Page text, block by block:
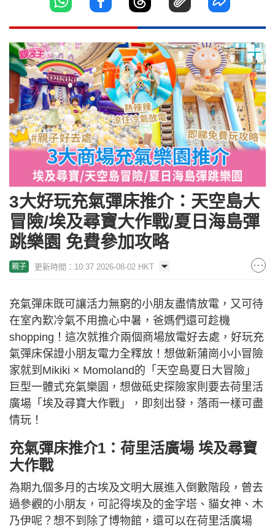
3大好玩充氣彈床推介：天空島大
冒險/埃及尋寶大作戰/夏日海島彈
跳樂園 免費參加攻略
親子 更新時間：10:37 2026-08-02 HKT
充氣彈床既可讓活力無窮的小朋友盡情放電，又可待
在室內歎冷氣不用擔心中暑，爸媽們還可趁機
shopping！這次就推介兩個商場放電好去處，好玩充
氣彈床保證小朋友電力全釋放！想做新蒲崗小小冒險
家就到Mikiki × Momoland的「天空島夏日大冒險」
巨型一體式充氣樂園，想做砥史探險家則要去荷里活
廣場「埃及尋寶大作戰」，即刻出發，落雨一樣可盡
情玩！
充氣彈床推介1：荷里活廣場 埃及尋寶
大作戰
為期九個多月的古埃及文明大展進入倒數階段，曾去
過參觀的小朋友，可記得埃及的金字塔、貓女神、木
乃伊呢？想不到除了博物館，還可以在荷里活廣場